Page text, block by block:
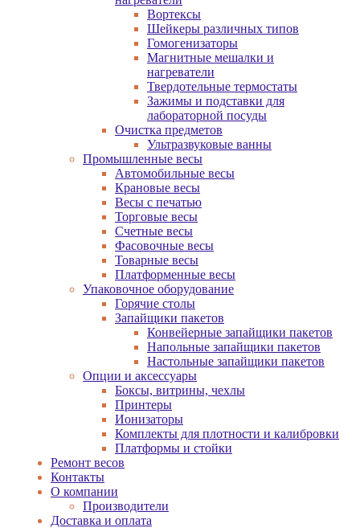
Вортексы
Шейкеры различных типов
Гомогенизаторы
Магнитные мешалки и
нагреватели
Твердотельные термостаты
Зажимы и подставки для
лабораторной посуды
Очистка предметов
Ультразвуковые ванны
Промышленные весы
Автомобильные весы
Крановые весы
Весы с печатью
Торговые весы
Счетные весы
Фасовочные весы
Товарные весы
Платформенные весы
Упаковочное оборудование
Горячие столы
Запайщики пакетов
Конвейерные запайщики пакетов
Напольные запайщики пакетов
Настольные запайщики пакетов
Опции и аксессуары
Боксы, витрины, чехлы
Принтеры
Ионизаторы
Комплекты для плотности и калибровки
Платформы и стойки
Ремонт весов
Контакты
О компании
Производители
Доставка и оплата